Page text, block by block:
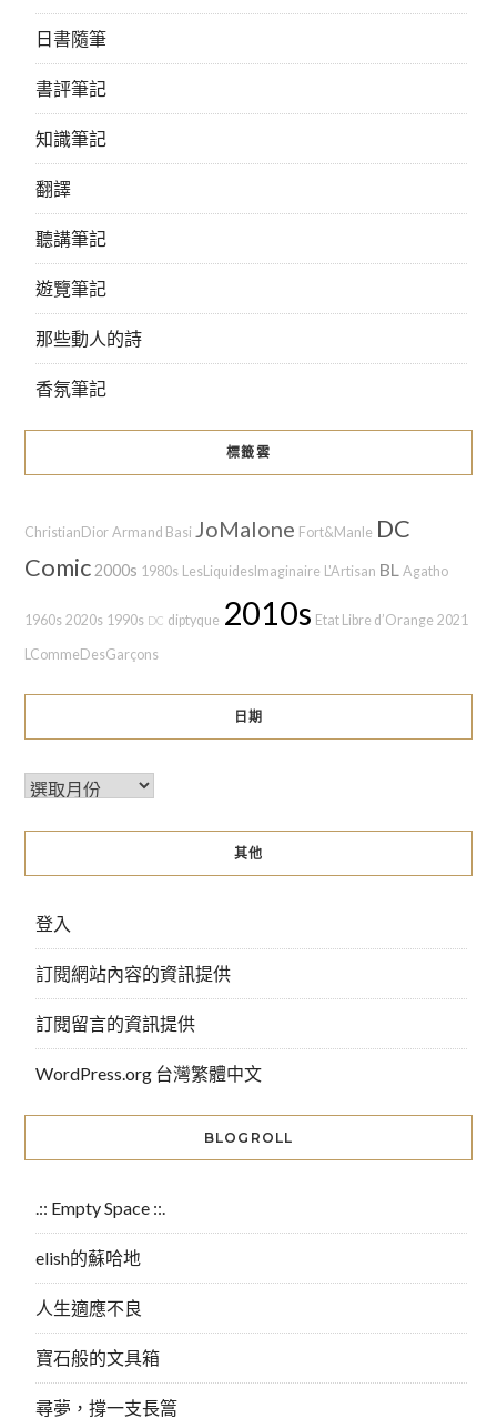
日書隨筆
書評筆記
知識筆記
翻譯
聽講筆記
遊覽筆記
那些動人的詩
香氛筆記
標籤雲
ChristianDior Armand Basi JoMalone Fort&Manle DC
Comic 2000s 1980s LesLiquidesImaginaire L'Artisan BL Agatho
1960s 2020s 1990s DC diptyque 2010s Etat Libre d’Orange 2021
LCommeDesGarçons
日期
其他
登入
訂閱網站內容的資訊提供
訂閱留言的資訊提供
WordPress.org 台灣繁體中文
BLOGROLL
.:: Empty Space ::.
elish的蘇哈地
人生適應不良
寶石般的文具箱
尋夢，撐一支長篙